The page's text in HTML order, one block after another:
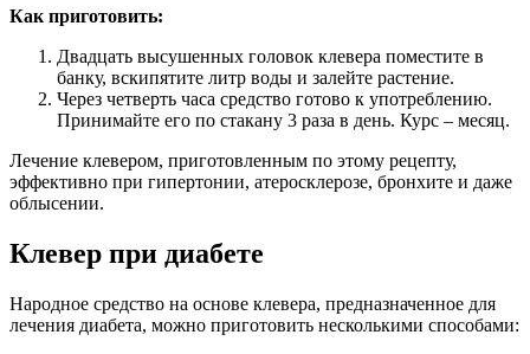
Как приготовить:
Двадцать высушенных головок клевера поместите в
банку, вскипятите литр воды и залейте растение.
Через четверть часа средство готово к употреблению.
Принимайте его по стакану 3 раза в день. Курс – месяц.
Лечение клевером, приготовленным по этому рецепту,
эффективно при гипертонии, атеросклерозе, бронхите и даже
облысении.
Клевер при диабете
Народное средство на основе клевера, предназначенное для
лечения диабета, можно приготовить несколькими способами: